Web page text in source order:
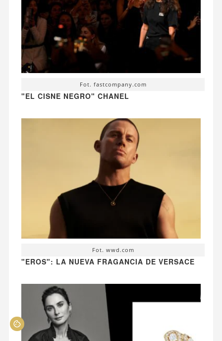
Fot. fastcompany.com
"EL CISNE NEGRO" CHANEL
Fot. wwd.com
"EROS": LA NUEVA FRAGANCIA DE VERSACE